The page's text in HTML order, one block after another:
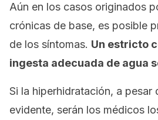
Aún en los casos originados
crónicas de base, es posible
de los síntomas. Un estricto
ingesta adecuada de agua
Si la hiperhidratación, a pesar
evidente, serán los médicos